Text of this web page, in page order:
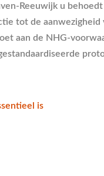
Reeuwijk u
tot de
aan de NHG-
is